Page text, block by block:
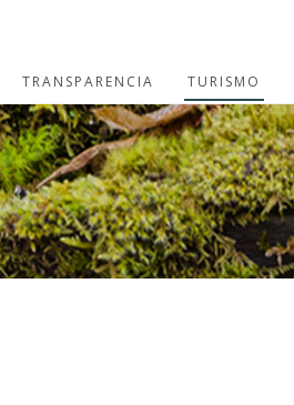
TRANSPARENCIA TURISMO